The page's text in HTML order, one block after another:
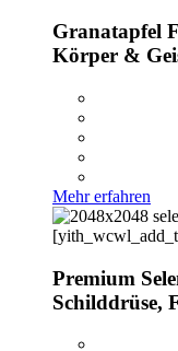
Granatapfel
Körper &
Mehr erfahren
Premium
Schilddrüse,